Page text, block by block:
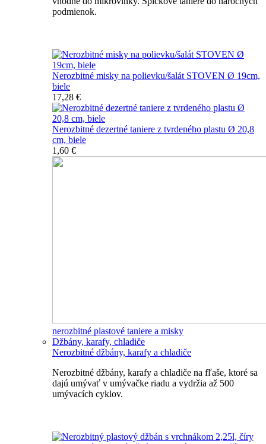
podmienok.
Nerozbitné misky na polievku/šalát STOVEN Ø 19cm,
biele
17,28 €
Nerozbitné dezertné taniere z tvrdeného plastu Ø 20,8
cm, biele
1,60 €
nerozbitné plastové taniere a misky
Džbány, karafy, chladiče
Nerozbitné džbány, karafy a chladiče
Nerozbitné džbány, karafy a chladiče na fľaše, ktoré sa
dajú umývať v umývačke riadu a vydržia až 500
umývacích cyklov.